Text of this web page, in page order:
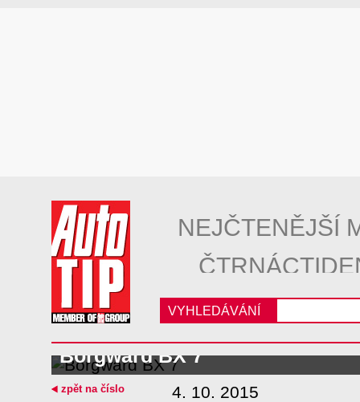
NEJČTENĚJŠÍ
VYHLEDÁVÁNÍ
Borgward BX 7
4. 10. 2015
zpět na číslo